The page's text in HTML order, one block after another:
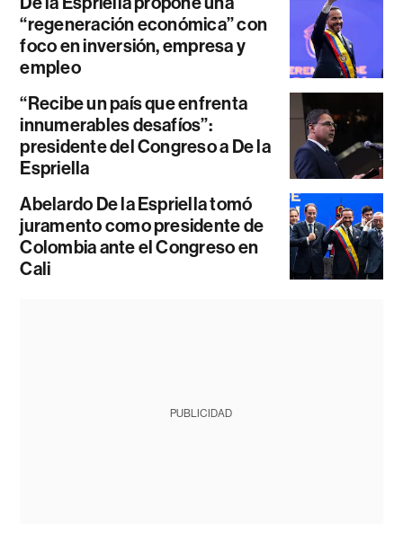
“regeneración económica” con
foco en inversión, empresa y
empleo
“Recibe un país que enfrenta
innumerables desafíos”:
presidente del Congreso a De la
Espriella
Abelardo De la Espriella tomó
juramento como presidente de
Colombia ante el Congreso en
Cali
PUBLICIDAD